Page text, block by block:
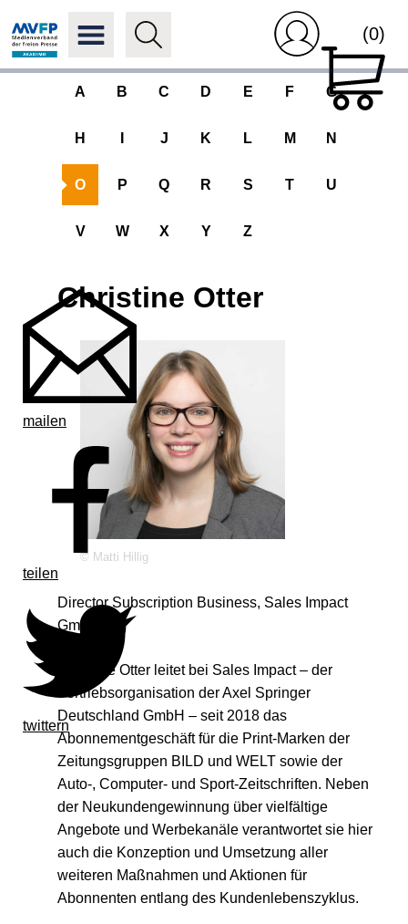
(0)
A B C D E F G
H J K L M N
O P Q R S T U
V W X Y Z
mailen
teilen
twittern
Christine Otter
© Matti Hillig
Director Subscription Business, Sales Impact
GmbH
Christine Otter leitet bei Sales Impact – der
Vertriebsorganisation der Axel Springer
Deutschland GmbH – seit 2018 das
Abonnementgeschäft für die Print-Marken der
Zeitungsgruppen BILD und WELT sowie der
Auto-, Computer- und Sport-Zeitschriften. Neben
der Neukundengewinnung über vielfältige
Angebote und Werbekanäle verantwortet sie hier
auch die Konzeption und Umsetzung aller
weiteren Maßnahmen und Aktionen für
Abonnenten entlang des Kundenlebenszyklus.